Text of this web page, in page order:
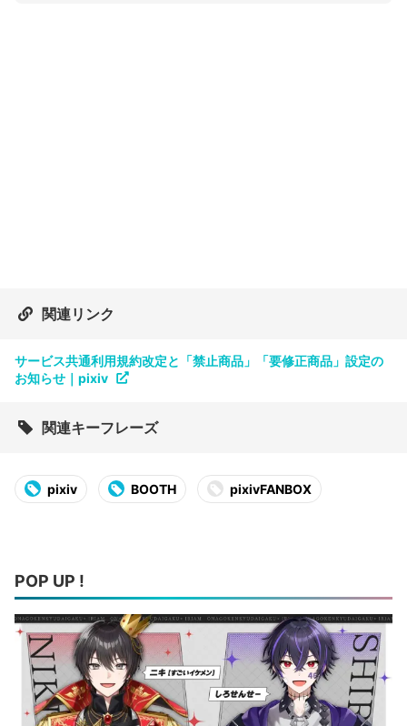
関連リンク
サービス共通利用規約改定と「禁止商品」「要修正商品」設定の
お知らせ｜pixiv
関連キーフレーズ
pixiv BOOTH pixivFANBOX
POP UP !